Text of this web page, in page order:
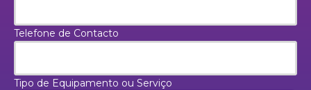
Telefone de Contacto
Tipo de Equipamento ou Serviço